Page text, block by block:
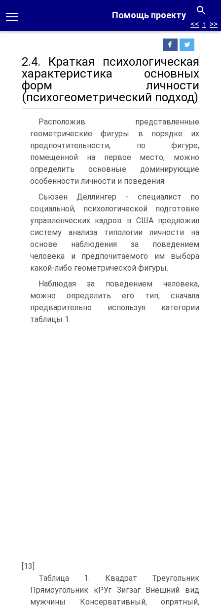
Помощь проекту
<< ↑ >>
2.4. Краткая психологическая
характеристика основных
форм личности
(психогеометрический подход)
Расположив представленные
геометрические фигуры в порядке их
предпочтительности, по фигуре,
помещенной на первое место, можно
определить основные доминирующие
особенности личности и поведения.
Сьюзен Деллингер - специалист по
социальной, психологической подготовке
управленческих кадров в США предложил
систему анализа типологии личности на
основе наблюдения за поведением
человека и предпочитаемого им выбора
какой-либо геометрической фигуры.
Наблюдая за поведением человека,
можно определить его тип, сначала
предварительно используя категории
таблицы 1.
[13]
Таблица 1. Квадрат Треугольник
Прямоугольник кРУг Зигзаг Внешний вид
мужчины Консервативный, опрятный,